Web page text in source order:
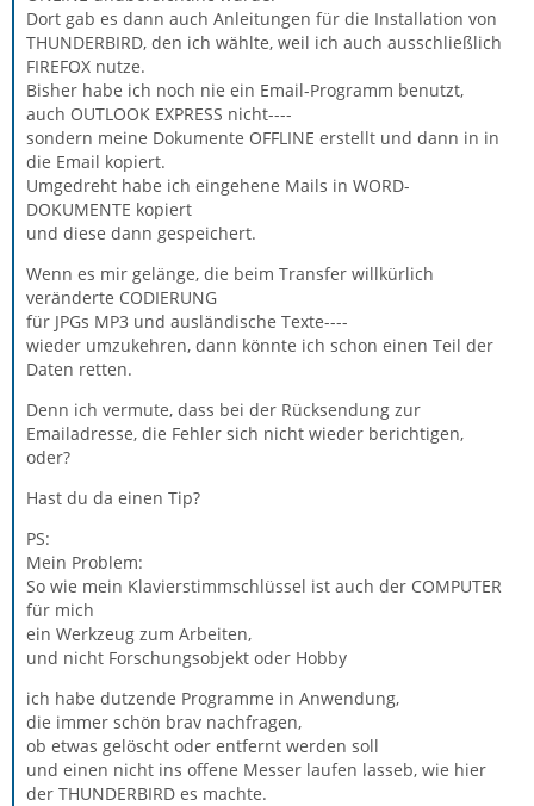
Dort gab es dann auch Anleitungen für die Installation von
THUNDERBIRD, den ich wählte, weil ich auch ausschließlich
FIREFOX nutze.
Bisher habe ich noch nie ein Email-Programm benutzt,
auch OUTLOOK EXPRESS nicht----
sondern meine Dokumente OFFLINE erstellt und dann in in
die Email kopiert.
Umgedreht habe ich eingehene Mails in WORD-
DOKUMENTE kopiert
und diese dann gespeichert.
Wenn es mir gelänge, die beim Transfer willkürlich
veränderte CODIERUNG
für JPGs MP3 und ausländische Texte----
wieder umzukehren, dann könnte ich schon einen Teil der
Daten retten.
Denn ich vermute, dass bei der Rücksendung zur
Emailadresse, die Fehler sich nicht wieder berichtigen,
oder?
Hast du da einen Tip?
PS:
Mein Problem:
So wie mein Klavierstimmschlüssel ist auch der COMPUTER
für mich
ein Werkzeug zum Arbeiten,
und nicht Forschungsobjekt oder Hobby
ich habe dutzende Programme in Anwendung,
die immer schön brav nachfragen,
ob etwas gelöscht oder entfernt werden soll
und einen nicht ins offene Messer laufen lasseb, wie hier
der THUNDERBIRD es machte.